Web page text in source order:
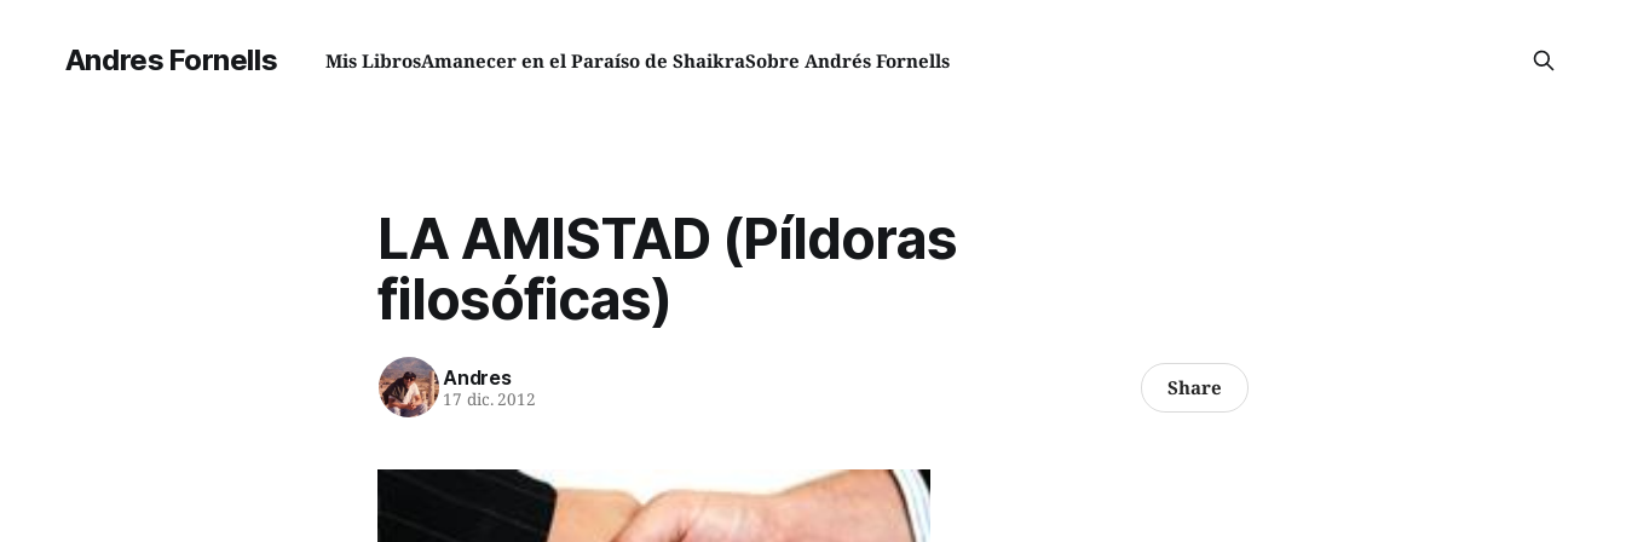
Andres Fornells Mis LibrosAmanecer en el Paraíso de ShaikraSobre Andrés Fornells
LA AMISTAD (Píldoras
filosóficas)
Andres
17 dic. 2012 Share